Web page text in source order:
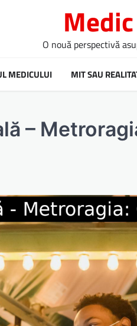
O nouă perspectivă
MEDICULUI MIT SAU
–